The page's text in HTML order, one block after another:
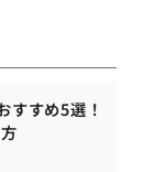
すすめ5選！